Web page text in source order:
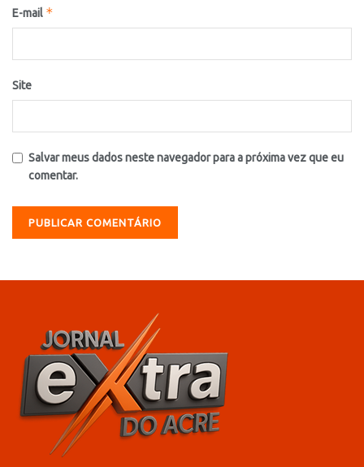
E-mail *
Site
Salvar meus dados neste navegador para a próxima vez que eu
comentar.